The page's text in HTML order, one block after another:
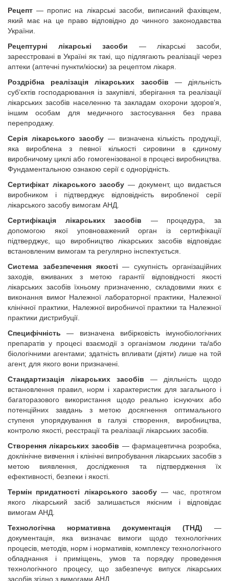
Рецепт— пропис на лікарські засоби, виписаний фахівцем,
який має на це право відповідно до чинного законодавства
України.
Рецептурні лікарські засоби — лікарські засоби,
зареєстровані в Україні як такі, що підлягають реалізації через
аптеки (аптечні пункти/кіоски) за рецептом лікаря.
Роздрібна реалізація лікарських засобів — діяльність
суб’єктів господарювання із закупівлі, зберігання та реалізації
лікарських засобів населенню та закладам охорони здоров’я,
іншим особам для медичного застосування без права
перепродажу.
Серія лікарського засобу — визначена кількість продукції,
яка вироблена з певної кількості сировини в єдиному
виробничому циклі або гомогенізованої в процесі виробництва.
Фундаментальною ознакою серії є однорідність.
Сертифікат лікарського засобу — документ, що видається
виробником і підтверджує відповідність виробленої серії
лікарського засобу вимогам АНД.
Сертифікація лікарських засобів — процедура, за
допомогою якої уповноважений орган із сертифікації
підтверджує, що виробництво лікарських засобів відповідає
встановленим вимогам та регулярно інспектується.
Система забезпечення якості — сукупність організаційних
заходів, вживаних з метою гарантії відповідності якості
лікарських засобів їхньому призначенню, складовими яких є
виконання вимог Належної лабораторної практики, Належної
клінічної практики, Належної виробничої практики та Належної
практики дистрибуції.
Специфічність— визначена вибірковість імунобіологічних
препаратів у процесі взаємодії з організмом людини та/або
біологічними агентами; здатність впливати (діяти) лише на той
агент, для якого вони призначені.
Стандартизація лікарських засобів — діяльність щодо
встановлення правил, норм і характеристик для загального і
багаторазового використання щодо реально існуючих або
потенційних завдань з метою досягнення оптимального
ступеня упорядкування в галузі створення, виробництва,
контролю якості, реєстрації та реалізації лікарських засобів.
Створення лікарських засобів — фармацевтична розробка,
доклінічне вивчення і клінічні випробування лікарських засобів з
метою виявлення, дослідження та підтвердження їх
ефективності, безпеки і якості.
Термін придатності лікарського засобу — час, протягом
якого лікарський засіб залишається якісним і відповідає
вимогам АНД.
Технологічна нормативна документація
(ТНД) —
документація, яка визначає вимоги щодо технологічних
процесів, методів, норм і нормативів, комплексу технологічного
обладнання і приміщень, умов та порядку проведення
технологічного процесу, що забезпечує випуск лікарських
засобів згідно з вимогами АНД.